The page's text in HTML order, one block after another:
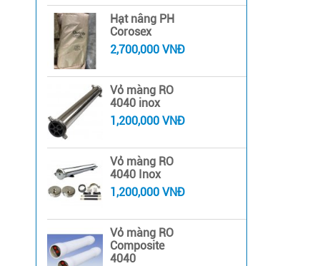
Hạt nâng PH
Corosex
2,700,000 VNĐ
Vỏ màng RO
4040 inox
1,200,000 VNĐ
Vỏ màng RO
4040 Inox
1,200,000 VNĐ
Vỏ màng RO
Composite
4040